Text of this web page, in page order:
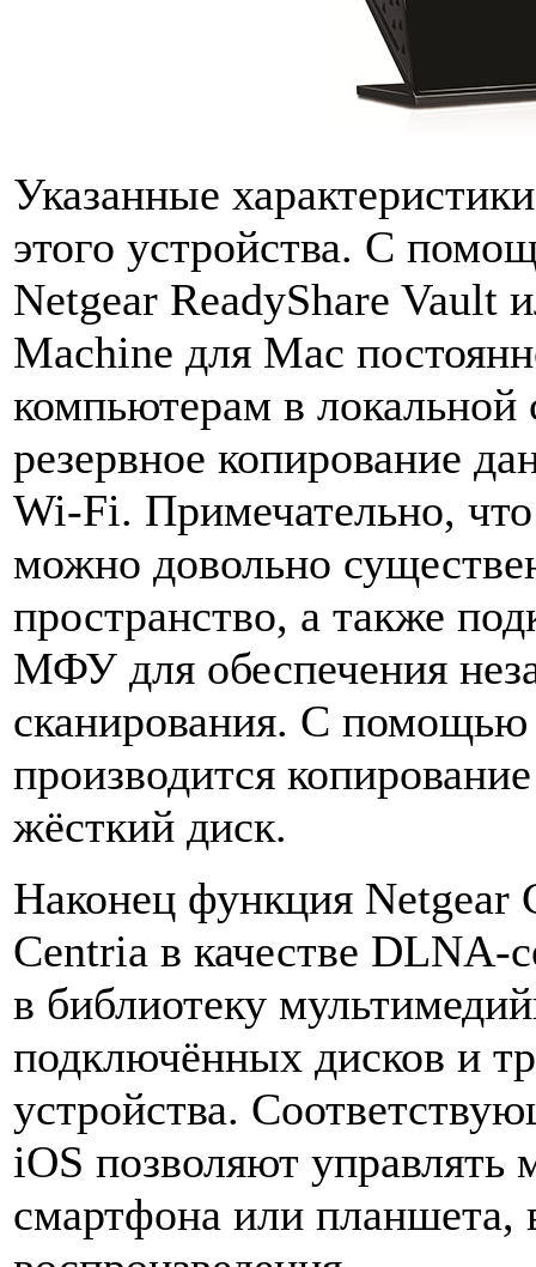
Указанные
этого устройства. С
Netgear ReadyShare Vault
Machine для Mac
компьютерам в локальной
резервное копирование
Wi-Fi. Примечательно,
можно довольно
пространство, а также
МФУ для обеспечения
сканирования. С помощью
производится
жёсткий диск.
Наконец функция Netgear
Centria в качестве DLNA-
в библиотеку
подключённых дисков и
устройства.
iOS позволяют
смартфона или